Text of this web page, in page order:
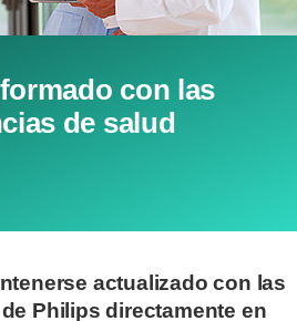
con las
de salud
actualizado con las
Philips directamente en